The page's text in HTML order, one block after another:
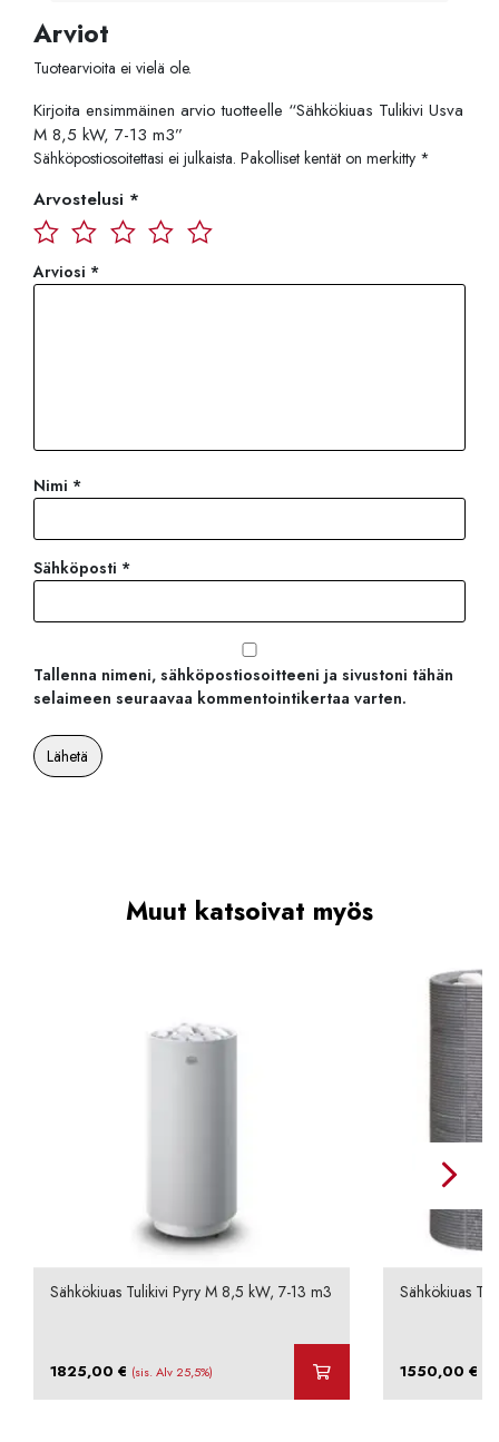
Arviot
Tuotearvioita ei vielä ole.
Kirjoita ensimmäinen arvio tuotteelle “Sähkökiuas Tulikivi Usva
M 8,5 kW, 7-13 m3”
Sähköpostiosoitettasi ei julkaista. Pakolliset kentät on merkitty *
Arvostelusi *
Arviosi *
Nimi *
Sähköposti *
Tallenna nimeni, sähköpostiosoitteeni ja sivustoni tähän
selaimeen seuraavaa kommentointikertaa varten.
Muut katsoivat myös
Sähkökiuas Tulikivi Pyry M 8,5 kW, 7-13 m3
1825,00€ (sis. Alv 25,5%)
Sähkökiuas
1550,00 €